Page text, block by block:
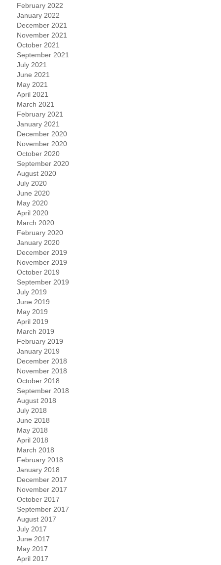
February 2022
January 2022
December 2021
November 2021
October 2021
September 2021
July 2021
June 2021
May 2021
April 2021
March 2021
February 2021
January 2021
December 2020
November 2020
October 2020
September 2020
August 2020
July 2020
June 2020
May 2020
April 2020
March 2020
February 2020
January 2020
December 2019
November 2019
October 2019
September 2019
July 2019
June 2019
May 2019
April 2019
March 2019
February 2019
January 2019
December 2018
November 2018
October 2018
September 2018
August 2018
July 2018
June 2018
May 2018
April 2018
March 2018
February 2018
January 2018
December 2017
November 2017
October 2017
September 2017
August 2017
July 2017
June 2017
May 2017
April 2017